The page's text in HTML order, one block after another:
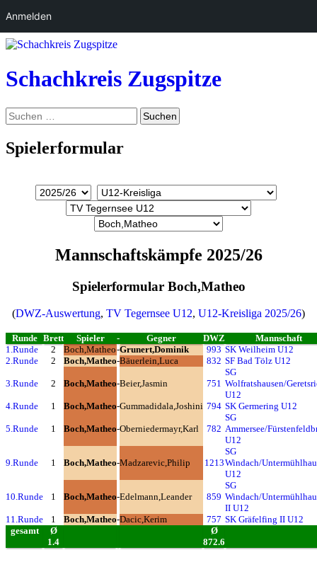
Anmelden
Zum
springen
Schachkreis Zugspitze
Suchen
Suchen
nach:
Spielerformular
Mannschaftskämpfe 2025/26
Spielerformular Boch,Matheo
(DWZ-Auswertung, TV Tegernsee U12, U12-Kreisliga 2025/26)
Runde Brett Spieler - Gegner DWZ
Mannschaft
1.Runde
2 Boch,Matheo-Grunert,Dominik 993 SK Weilheim U12
2.Runde
2 Boch,Matheo-Bäuerlein,Luca 832 SF Bad Tölz U12
3.Runde 2 Boch,Matheo-Beier,Jasmin 751
SG
Wolfratshausen/
U12
4.Runde
1 Boch,Matheo-Gummadidala,Joshini 794 SK Germering U12
5.Runde 1 Boch,Matheo-Oberniedermayr,Karl 782
SG
Ammersee/
U12
9.Runde 1 Boch,Matheo-Madzarevic,Philip 1213
SG
Windach/
U12
10.Runde 1 Boch,Matheo-Edelmann,Leander 859
SG
Windach/
II U12
11.Runde
1 Boch,Matheo-Dacic,Kerim 757 SK Gräfelfing II U12
gesamt
Ø
1.4
Ø
872.6